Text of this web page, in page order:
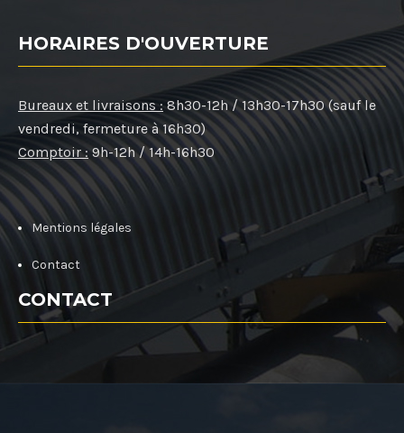
HORAIRES D'OUVERTURE
Bureaux et livraisons : 8h30-12h / 13h30-17h30 (sauf le
vendredi, fermeture à 16h30)
Comptoir : 9h-12h / 14h-16h30
Mentions légales
Contact
CONTACT